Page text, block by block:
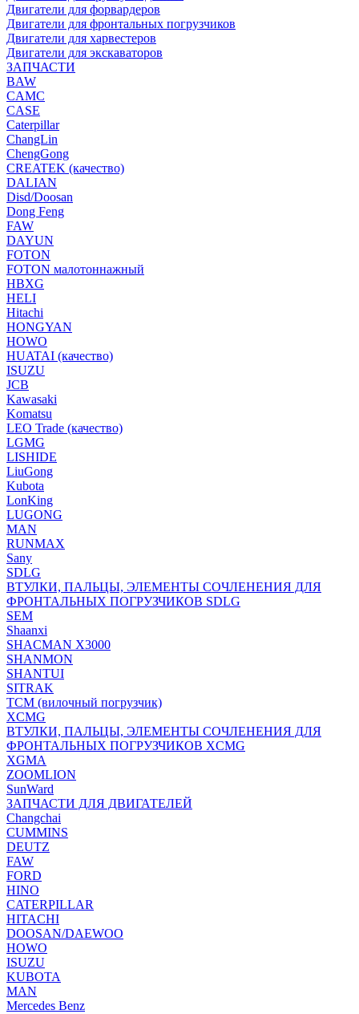
Двигатели для форвардеров
Двигатели для фронтальных погрузчиков
Двигатели для харвестеров
Двигатели для экскаваторов
ЗАПЧАСТИ
BAW
CAMC
CASE
Caterpillar
ChangLin
ChengGong
CREATEK (качество)
DALIAN
Disd/Doosan
Dong Feng
FAW
DAYUN
FOTON
FOTON малотоннажный
HBXG
HELI
Hitachi
HONGYAN
HOWO
HUATAI (качество)
ISUZU
JCB
Kawasaki
Komatsu
LEO Trade (качество)
LGMG
LISHIDE
LiuGong
Kubota
LonKing
LUGONG
MAN
RUNMAX
Sany
SDLG
ВТУЛКИ, ПАЛЬЦЫ, ЭЛЕМЕНТЫ СОЧЛЕНЕНИЯ ДЛЯ
ФРОНТАЛЬНЫХ ПОГРУЗЧИКОВ SDLG
SEM
Shaanxi
SHACMAN X3000
SHANMON
SHANTUI
SITRAK
TCM (вилочный погрузчик)
XCMG
ВТУЛКИ, ПАЛЬЦЫ, ЭЛЕМЕНТЫ СОЧЛЕНЕНИЯ ДЛЯ
ФРОНТАЛЬНЫХ ПОГРУЗЧИКОВ XCMG
XGMA
ZOOMLION
SunWard
ЗАПЧАСТИ ДЛЯ ДВИГАТЕЛЕЙ
Changchai
CUMMINS
DEUTZ
FAW
FORD
HINO
CATERPILLAR
HITACHI
DOOSAN/DAEWOO
HOWO
ISUZU
KUBOTA
MAN
Mercedes Benz